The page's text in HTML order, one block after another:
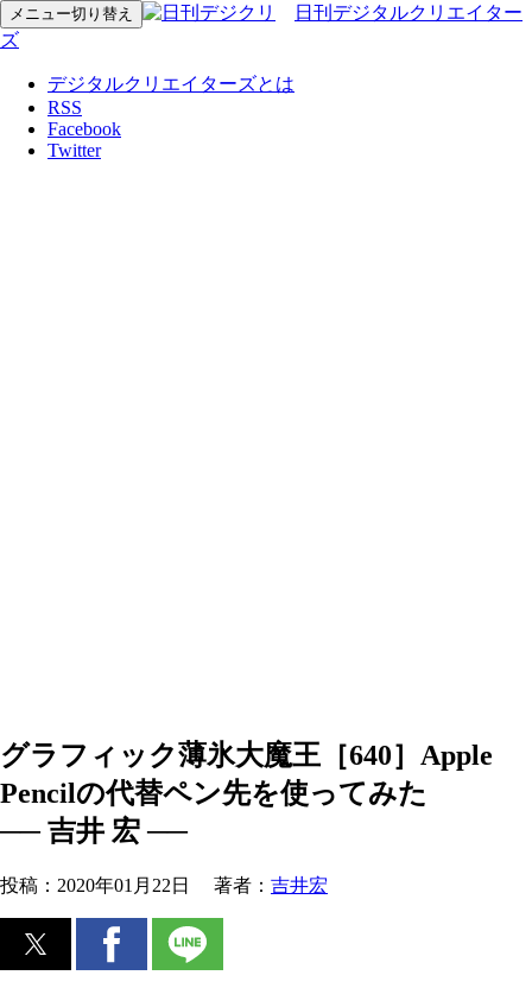
メニュー切り替え
日刊デジタルクリエイター
ズ
デジタルクリエイターズとは
RSS
Facebook
Twitter
グラフィック薄氷大魔王［640］Apple
Pencilの代替ペン先を使ってみた
── 吉井 宏 ──
投稿： 2020年01月22日 著者： 吉井宏